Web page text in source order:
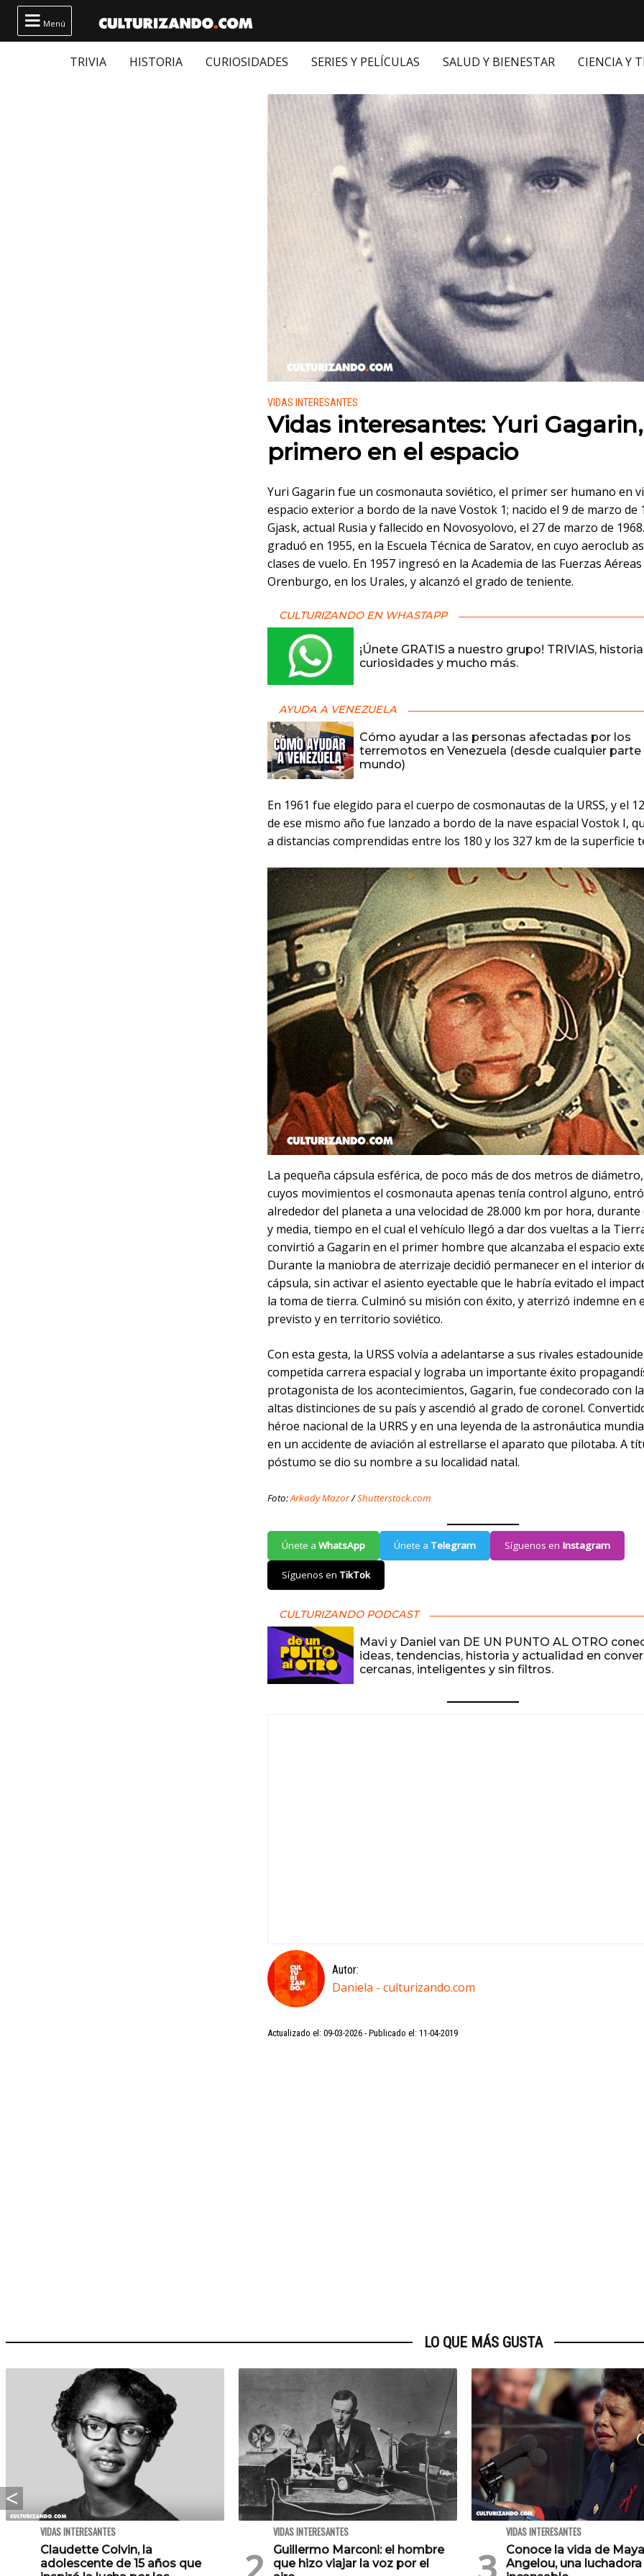
 Menú
TRIVIA HISTORIA CURIOSIDADES SERIES Y PELÍCULAS SALUD Y BIENESTAR CIENCIA Y
Publicado en:
VIDAS INTERESANTES
Vidas interesantes: Yuri Gagarin,
primero en el espacio
Yuri Gagarin fue un cosmonauta soviético, el primer ser humano en
espacio exterior a bordo de la nave Vostok 1; nacido el 9 de marzo de
Gjask, actual Rusia y fallecido en Novosyolovo, el 27 de marzo de
graduó en 1955, en la Escuela Técnica de Saratov, en cuyo aeroclub
clases de vuelo. En 1957 ingresó en la Academia de las Fuerzas
Orenburgo, en los Urales, y alcanzó el grado de teniente.
CULTURIZANDO EN WHASTAPP
¡Únete GRATIS a nuestro grupo! TRIVIAS,
curiosidades y mucho más.
AYUDA A VENEZUELA
Cómo ayudar a las personas afectadas por los
terremotos en Venezuela (desde cualquier parte
mundo)
En 1961 fue elegido para el cuerpo de cosmonautas de la URSS, y el
de ese mismo año fue lanzado a bordo de la nave espacial Vostok I,
a distancias comprendidas entre los 180 y los 327 km de la superficie
La pequeña cápsula esférica, de poco más de dos metros de
cuyos movimientos el cosmonauta apenas tenía control alguno,
alrededor del planeta a una velocidad de 28.000 km por hora, durante
y media, tiempo en el cual el vehículo llegó a dar dos vueltas a la
convirtió a Gagarin en el primer hombre que alcanzaba el espacio
Durante la maniobra de aterrizaje decidió permanecer en el interior
cápsula, sin activar el asiento eyectable que le habría evitado el
la toma de tierra. Culminó su misión con éxito, y aterrizó indemne en
previsto y en territorio soviético.
Con esta gesta, la URSS volvía a adelantarse a sus rivales
competida carrera espacial y lograba un importante éxito
protagonista de los acontecimientos, Gagarin, fue condecorado con
altas distinciones de su país y ascendió al grado de coronel.
héroe nacional de la URRS y en una leyenda de la astronáutica
en un accidente de aviación al estrellarse el aparato que pilotaba. A
póstumo se dio su nombre a su localidad natal.
Foto:Arkady Mazor/Shutterstock.com
Únete a WhatsApp Únete a Telegram Síguenos en Instagram
Síguenos en TikTok
CULTURIZANDO PODCAST
Mavi y Daniel van DE UN PUNTO AL OTRO
ideas, tendencias, historia y actualidad en
cercanas, inteligentes y sin filtros.
Autor:
Daniela - culturizando.com
Actualizado el: 09-03-2026 Publicado el: 11-04-2019
LO QUE MÁS GUSTA
VIDAS INTERESANTES
Claudette Colvin, la
adolescente de 15 años que
VIDAS INTERESANTES
Guillermo Marconi: el hombre
que hizo viajar la voz por el
VIDAS INTERESANTES
Conoce la vida de Maya
Angelou, una luchadora